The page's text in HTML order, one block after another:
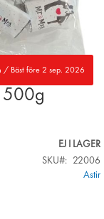
/ Bäst före 2 sep. 2026
500g
EJ I LAGER
SKU
22006
Astir